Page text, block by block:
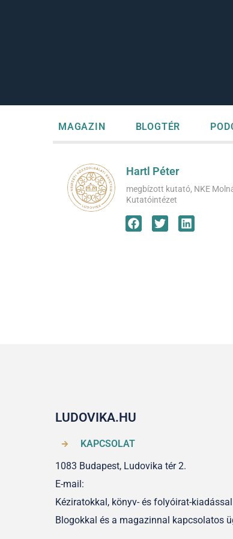
MAGAZIN BLOGTÉR
Hartl Péter
megbízott kutató, NKE
Kutatóintézet
LUDOVIKA.HU
KAPCSOLAT
1083 Budapest, Ludovika tér 2.
E-mail:
Kéziratokkal, könyv- és folyóirat-
Blogokkal és a magazinnal kapcsolatos